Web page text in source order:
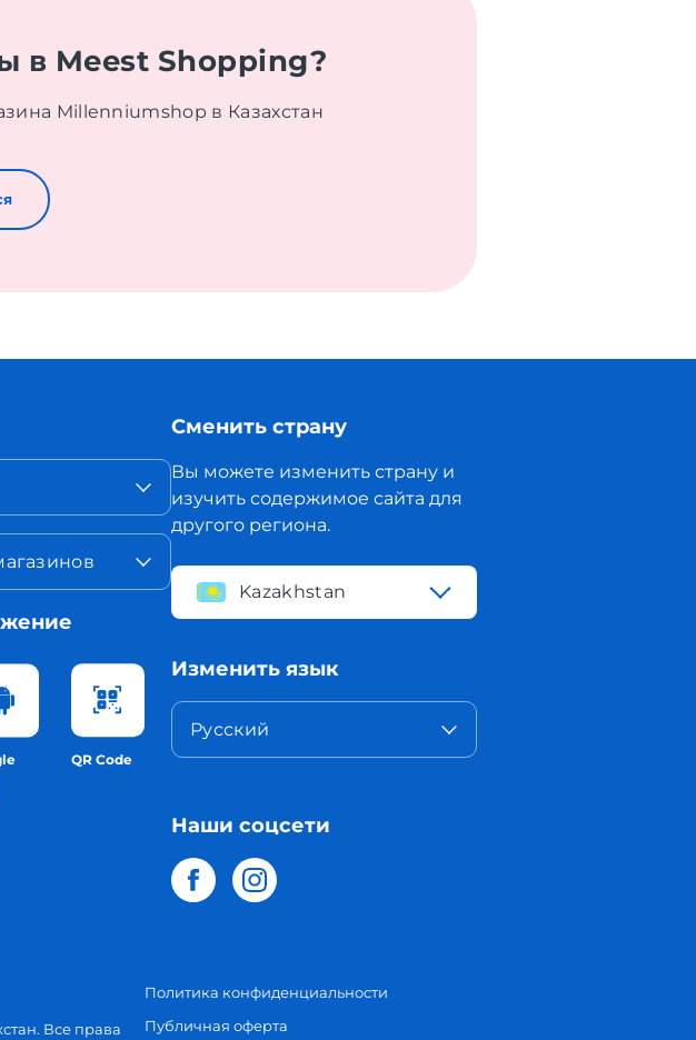
в Meest Shopping?
Millenniumshop в Казахстан
QR Code
Сменить страну
Вы можете изменить страну и
изучить содержимое сайта для
другого региона.
Kazakhstan
Изменить язык
Русский
Наши соцсети
Все права
Политика конфиденциальности
Публичная оферта